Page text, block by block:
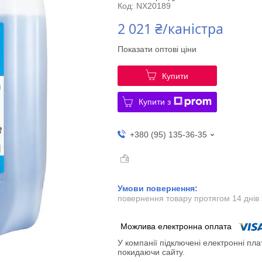
Код: NX20189
2 021 ₴/каністра
Показати оптові ціни
Купити
Купити з
+380 (95) 135-36-35
повернення товару протягом 14 днів
У компанії підключені електронні
покидаючи сайту.